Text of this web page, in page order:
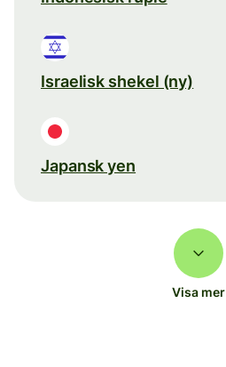
Israelisk shekel (ny)
Japansk yen
Visa mer